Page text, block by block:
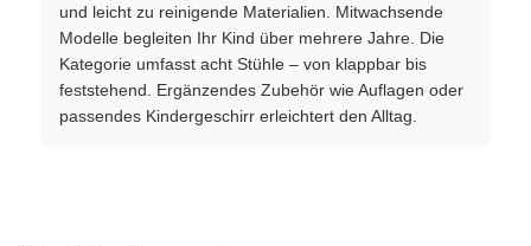
und leicht zu reinigende Materialien. Mitwachsende
Modelle begleiten Ihr Kind über mehrere Jahre. Die
Kategorie umfasst acht Stühle – von klappbar bis
feststehend. Ergänzendes Zubehör wie Auflagen oder
passendes Kindergeschirr erleichtert den Alltag.